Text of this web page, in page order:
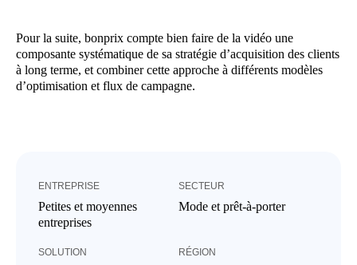
ENTREPRISE
Petites et moyennes
entreprises
SECTEUR
Mode et prêt-à-porter
SOLUTION RÉGION
Pour la suite, bonprix compte bien faire de la vidéo une
composante systématique de sa stratégie d’acquisition des clients
à long terme, et combiner cette approche à différents modèles
d’optimisation et flux de campagne.